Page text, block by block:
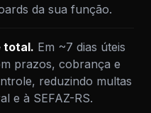
da sua função.
total. Em ~7 dias úteis
prazos, cobrança e
reduzindo multas
e à SEFAZ-RS.